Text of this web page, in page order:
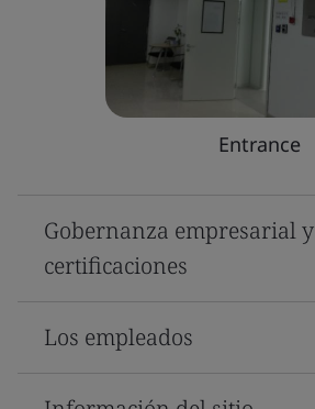
Entrance
Gobernanza empresarial y
certificaciones
Los empleados